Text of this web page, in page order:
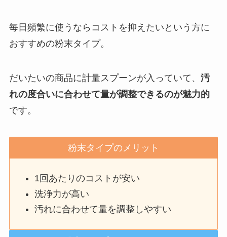
毎日頻繁に使うならコストを抑えたいという方に
おすすめの粉末タイプ。
だいたいの商品に計量スプーンが入っていて、 汚
れの度合いに合わせて量が調整できるのが魅力的
です。
粉末タイプのメリット
1回あたりのコストが安い
洗浄力が高い
汚れに合わせて量を調整しやすい